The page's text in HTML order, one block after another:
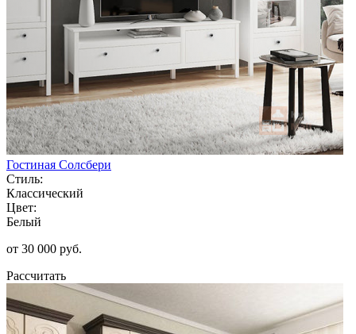
Гостиная Солсбери
Стиль:
Классический
Цвет:
Белый
от 30 000 руб.
Рассчитать